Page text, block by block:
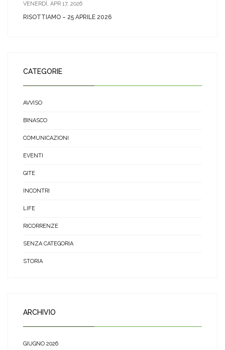
VENERDÌ, APR 17, 2026
RISOTTIAMO – 25 APRILE 2026
CATEGORIE
AVVISO
BINASCO
COMUNICAZIONI
EVENTI
GITE
INCONTRI
LIFE
RICORRENZE
SENZA CATEGORIA
STORIA
ARCHIVIO
GIUGNO 2026